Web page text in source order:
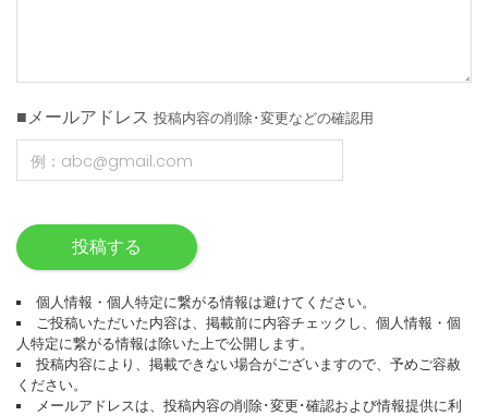
■メールアドレス 投稿内容の削除･変更などの確認用
投稿する
個人情報・個人特定に繋がる情報は避けてください。
ご投稿いただいた内容は、掲載前に内容チェックし、個人情報・個
人特定に繋がる情報は除いた上で公開します。
投稿内容により、掲載できない場合がございますので、予めご容赦
ください。
メールアドレスは、投稿内容の削除･変更･確認および情報提供に利